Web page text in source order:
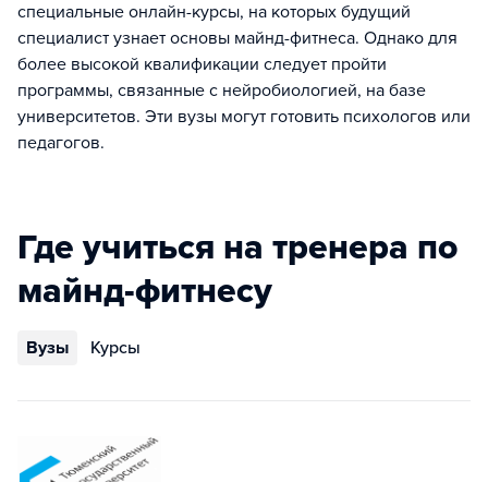
специальные онлайн-курсы, на которых будущий
специалист узнает основы майнд-фитнеса. Однако для
более высокой квалификации следует пройти
программы, связанные с нейробиологией, на базе
университетов. Эти вузы могут готовить психологов или
педагогов.
Где учиться на тренера по
майнд-фитнесу
Вузы Курсы